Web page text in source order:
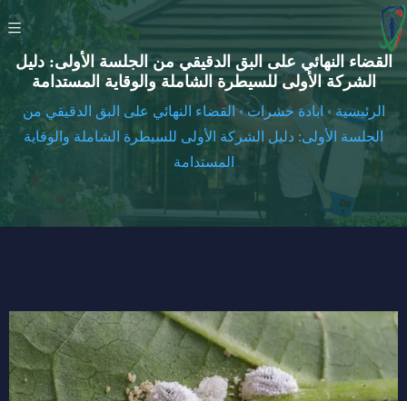
القضاء النهائي على البق الدقيقي من الجلسة الأولى: دليل
الشركة الأولى للسيطرة الشاملة والوقاية المستدامة
الرئيسية ›ابادة حشرات›القضاء النهائي على البق الدقيقي من
الجلسة الأولى: دليل الشركة الأولى للسيطرة الشاملة والوقاية
المستدامة